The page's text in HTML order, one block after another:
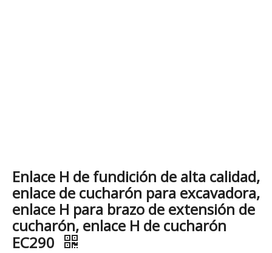
Enlace H de fundición de alta calidad,
enlace de cucharón para excavadora,
enlace H para brazo de extensión de
cucharón, enlace H de cucharón
EC290